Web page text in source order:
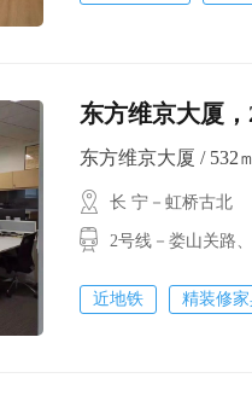
东方维京大厦
东方维京大厦 / 532
长 宁－虹桥古北
2号线－娄山关路
近地铁 精装修